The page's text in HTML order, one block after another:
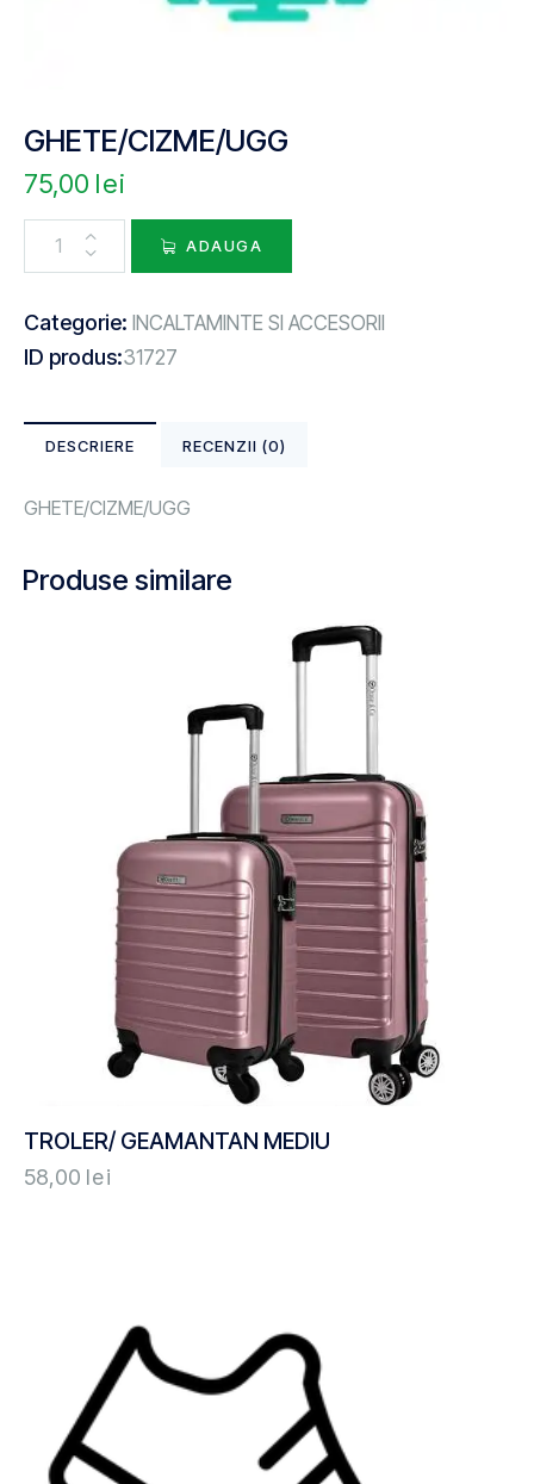
GHETE/CIZME/UGG
75,00 lei
ADAUGA
Categorie: INCALTAMINTE SI ACCESORII
ID produs:31727
DESCRIERE RECENZII (0)
GHETE/CIZME/UGG
Produse similare
TROLER/ GEAMANTAN MEDIU
58,00 lei